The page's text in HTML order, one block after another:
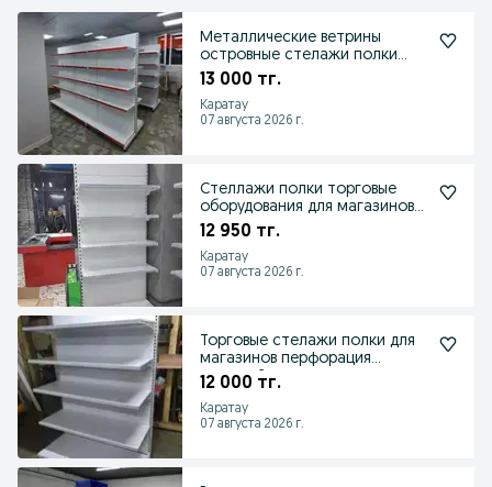
Металлические ветрины
островные стелажи полки
торговые для магазина
13 000 тг.
Каратау
07 августа 2026 г.
Стеллажи полки торговые
оборудования для магазинов
островные
12 950 тг.
Каратау
07 августа 2026 г.
Торговые стелажи полки для
магазинов перфорация
овощной в рассрочку
12 000 тг.
Каратау
07 августа 2026 г.